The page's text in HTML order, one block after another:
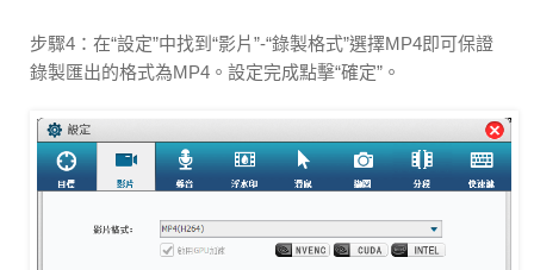
步驟4：在“設定”中找到“影片”-“錄製格式”選擇MP4即可保證
錄製匯出的格式為MP4。設定完成點擊“確定”。